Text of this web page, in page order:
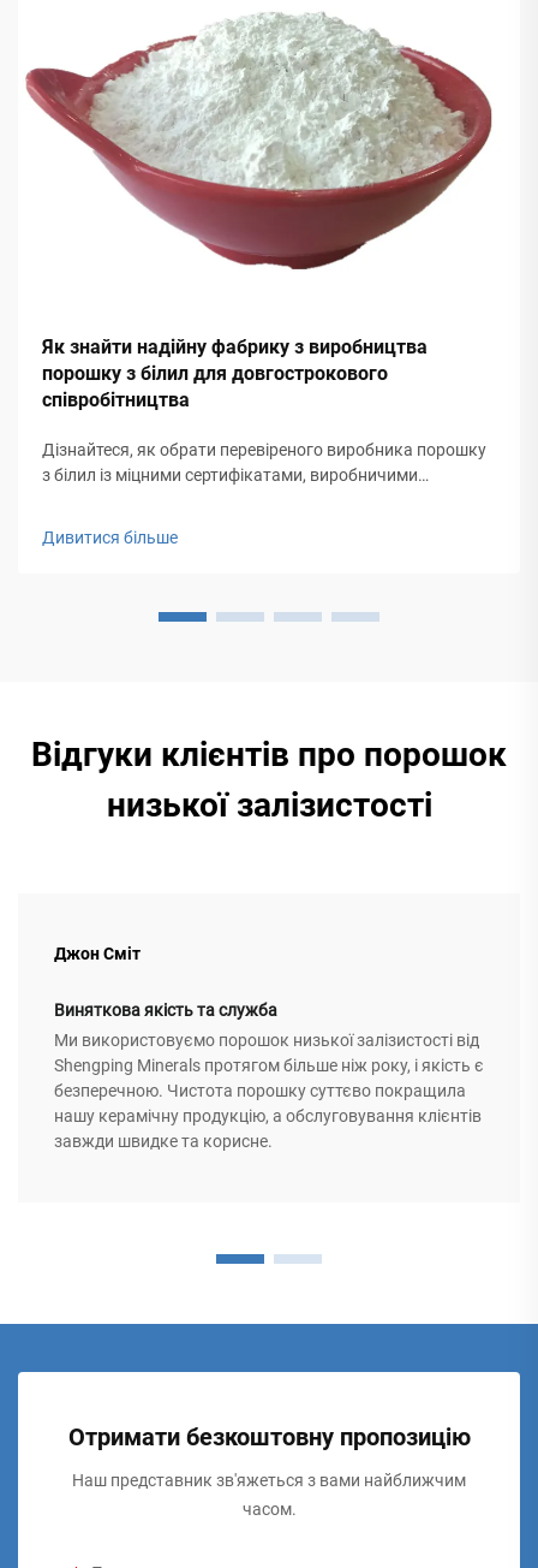
Як знайти надійну фабрику з виробництва
порошку з білил для довгострокового
співробітництва
Дізнайтеся, як обрати перевіреного виробника порошку
з білил із міцними сертифікатами, виробничими
Дивитися більше
Відгуки клієнтів про порошок
низької залізистості
Джон Сміт
Виняткова якість та служба
Ми використовуємо порошок низької залізистості від
Shengping Minerals протягом більше ніж року, і якість є
безперечною. Чистота порошку суттєво покращила
нашу керамічну продукцію, а обслуговування клієнтів
завжди швидке та корисне.
Отримати безкоштовну пропозицію
Наш представник зв'яжеться з вами найближчим
часом.